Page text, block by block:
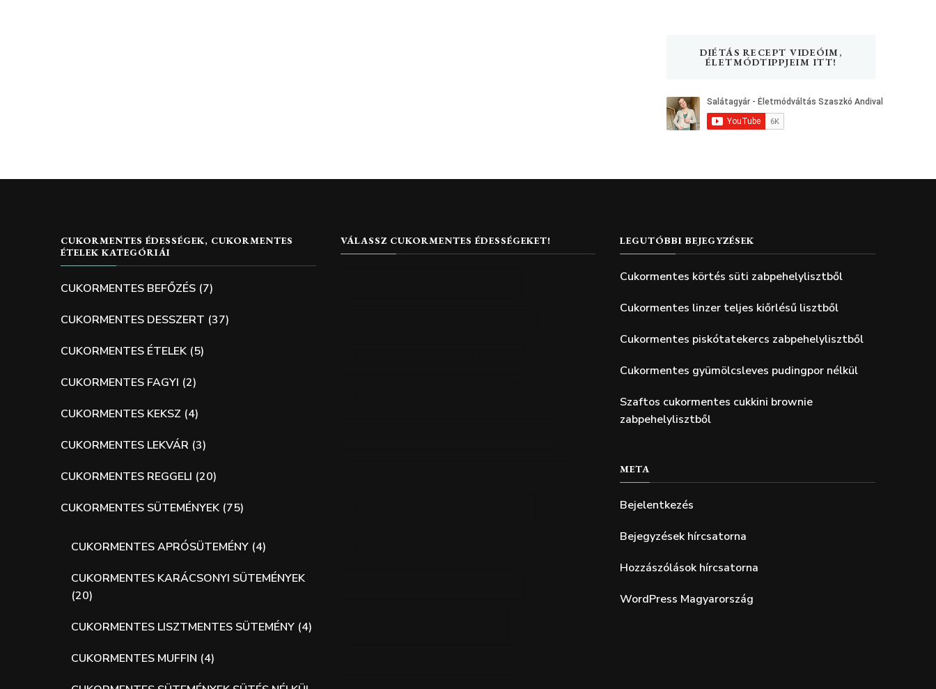
DIÉTÁS RECEPT VIDEÓIM,
ÉLETMÓDTIPPJEIM ITT!
CUKORMENTES ÉDESSÉGEK, CUKORMENTES
ÉTELEK KATEGÓRIÁI
CUKORMENTES BEFŐZÉS (7)
CUKORMENTES DESSZERT (37)
CUKORMENTES ÉTELEK (5)
CUKORMENTES FAGYI (2)
CUKORMENTES KEKSZ (4)
CUKORMENTES LEKVÁR (3)
CUKORMENTES REGGELI (20)
CUKORMENTES SÜTEMÉNYEK (75)
CUKORMENTES APRÓSÜTEMÉNY (4)
CUKORMENTES KARÁCSONYI SÜTEMÉNYEK
(20)
CUKORMENTES LISZTMENTES SÜTEMÉNY (4)
CUKORMENTES MUFFIN (4)
VÁLASSZ CUKORMENTES ÉDESSÉGEKET! LEGUTÓBBI BEJEGYZÉSEK
Cukormentes körtés süti zabpehelylisztből
Cukormentes linzer teljes kiőrlésű lisztből
Cukormentes piskótatekercs zabpehelylisztből
Cukormentes gyümölcsleves pudingpor nélkül
Szaftos cukormentes cukkini brownie
zabpehelylisztből
META
Bejelentkezés
Bejegyzések hírcsatorna
Hozzászólások hírcsatorna
WordPress Magyarország